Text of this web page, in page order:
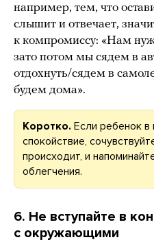
например, тем, что
слышит и отвечает,
к компромиссу: «Нам
зато потом мы сядем в
отдохнуть/сядем в
будем дома».
Коротко. Если ребенок в
спокойствие,
происходит, и
облегчения.
6. Не вступайте в
с окружающими